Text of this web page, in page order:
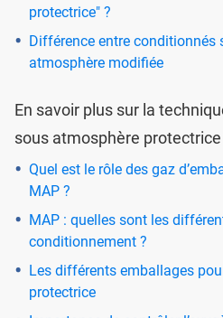
protectrice" ?
Différence entre conditionnés
atmosphère modifiée
En savoir plus sur la
sous atmosphère protectrice
Quel est le rôle des gaz
MAP ?
MAP : quelles sont les
conditionnement ?
Les différents emballages
protectrice